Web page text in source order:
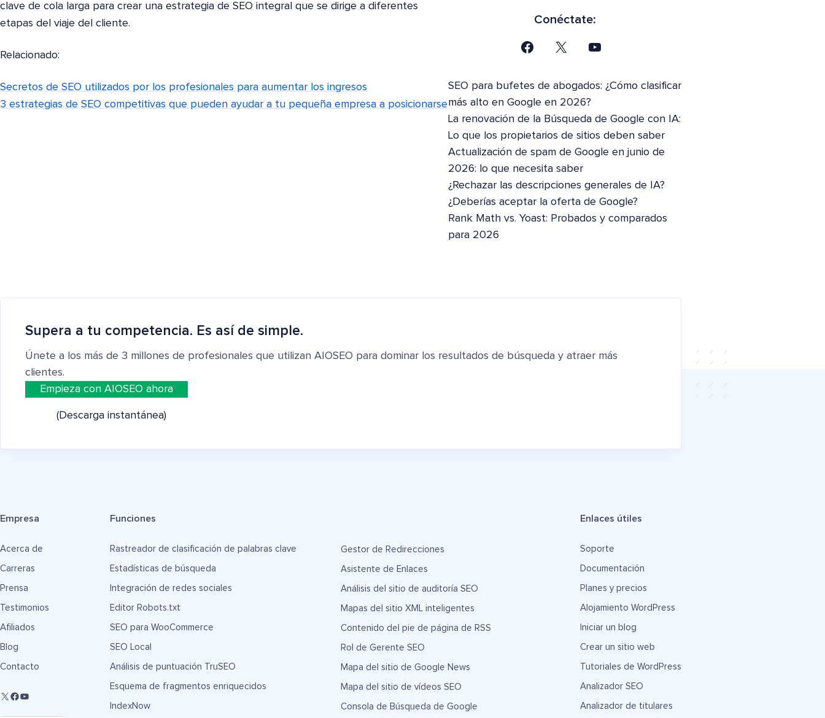
clave de cola larga para crear una estrategia de SEO integral que se dirige a diferentes
etapas del viaje del cliente.
Relacionado:
Secretos de SEO utilizados por los profesionales para aumentar los ingresos
3 estrategias de SEO competitivas que pueden ayudar a tu pequeña empresa a posicionarse
Conéctate:
SEO para bufetes de abogados: ¿Cómo clasificar
más alto en Google en 2026?
La renovación de la Búsqueda de Google con IA:
Lo que los propietarios de sitios deben saber
Actualización de spam de Google en junio de
2026: lo que necesita saber
¿Rechazar las descripciones generales de IA?
¿Deberías aceptar la oferta de Google?
Rank Math vs. Yoast: Probados y comparados
para 2026
Supera a tu competencia. Es así de simple.
Únete a los más de 3 millones de profesionales que utilizan AIOSEO para dominar los resultados de búsqueda y atraer más
clientes.
Empieza con AIOSEO ahora
(Descarga instantánea)
Empresa
Acerca de
Carreras
Prensa
Testimonios
Afiliados
Blog
Contacto
Funciones
Rastreador de clasificación de palabras clave
Estadísticas de búsqueda
Integración de redes sociales
Editor Robots.txt
SEO para WooCommerce
SEO Local
Análisis de puntuación TruSEO
Esquema de fragmentos enriquecidos
IndexNow
Gestor de Redirecciones
Asistente de Enlaces
Análisis del sitio de auditoría SEO
Mapas del sitio XML inteligentes
Contenido del pie de página de RSS
Rol de Gerente SEO
Mapa del sitio de Google News
Mapa del sitio de vídeos SEO
Consola de Búsqueda de Google
Enlaces útiles
Soporte
Documentación
Planes y precios
Alojamiento WordPress
Iniciar un blog
Crear un sitio web
Tutoriales de WordPress
Analizador SEO
Analizador de titulares